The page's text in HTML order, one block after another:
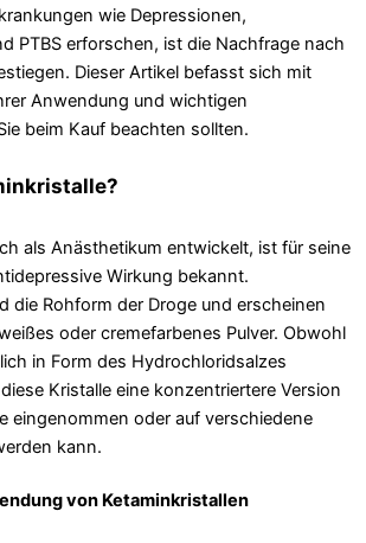
wie Depressionen,
PTBS erforschen, ist die Nachfrage nach
Dieser Artikel befasst sich mit
Anwendung und wichtigen
beim Kauf beachten sollten.
als Anästhetikum entwickelt, ist für seine
Wirkung bekannt.
die Rohform der Droge und erscheinen
oder cremefarbenes Pulver. Obwohl
in Form des Hydrochloridsalzes
Kristalle eine konzentriertere Version
eingenommen oder auf verschiedene
kann.
von Ketaminkristallen